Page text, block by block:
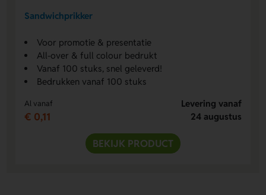
Sandwichprikker
Voor promotie & presentatie
All-over & full colour bedrukt
Vanaf 100 stuks, snel geleverd!
Bedrukken vanaf 100 stuks
Al vanaf
€ 0,11
Levering vanaf
24 augustus
BEKIJK PRODUCT